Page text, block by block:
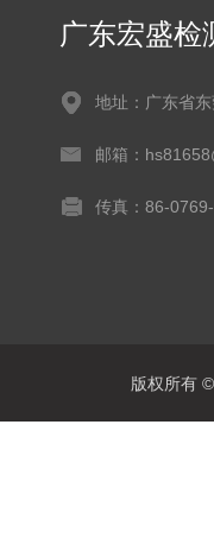
广东宏盛检
地址：广东省
邮箱：
传真：86-
版权所有